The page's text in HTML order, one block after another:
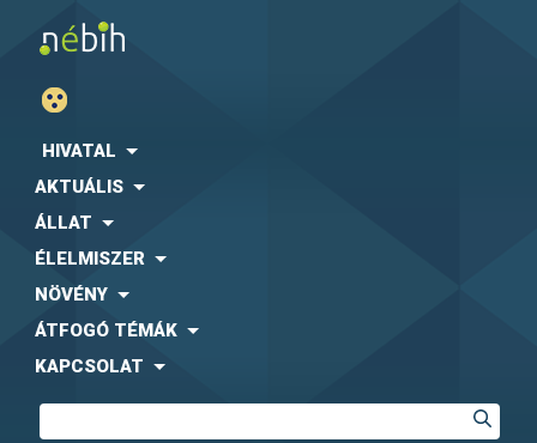
HIVATAL
AKTUÁLIS
ÁLLAT
ÉLELMISZER
NÖVÉNY
ÁTFOGÓ TÉMÁK
KAPCSOLAT